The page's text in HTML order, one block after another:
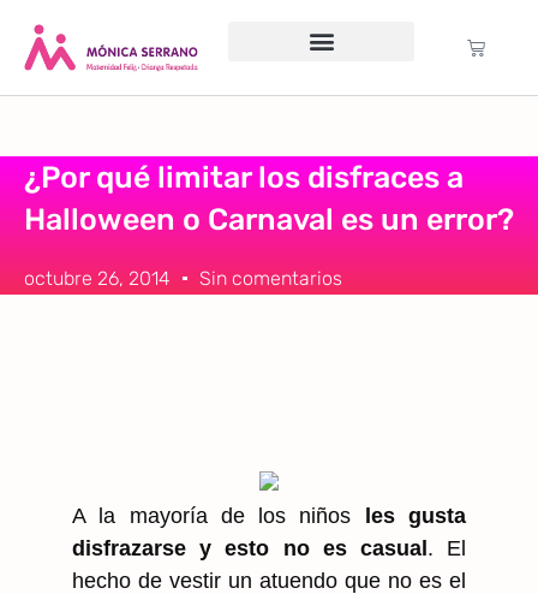
¿Por qué limitar los disfraces a
Halloween o Carnaval es un error?
octubre 26, 2014 Sin comentarios
A la mayoría de los niños les gusta
disfrazarse y esto no es casual. El
hecho de vestir un atuendo que no es el